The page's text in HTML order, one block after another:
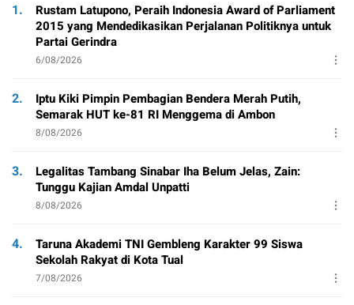
1.
Rustam Latupono, Peraih Indonesia Award of Parliament
2015 yang Mendedikasikan Perjalanan Politiknya untuk
Partai Gerindra
6/08/2026
2.
Iptu Kiki Pimpin Pembagian Bendera Merah Putih,
Semarak HUT ke-81 RI Menggema di Ambon
8/08/2026
3.
Legalitas Tambang Sinabar Iha Belum Jelas, Zain:
Tunggu Kajian Amdal Unpatti
8/08/2026
4.
Taruna Akademi TNI Gembleng Karakter 99 Siswa
Sekolah Rakyat di Kota Tual
7/08/2026